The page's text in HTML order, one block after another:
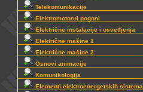
Telekomunikacije
Elektromotorni pogoni
Električne instalacije i osvetljenja
Električne mašine 1
Električne mašine 2
Osnovi animacije
Komunikologija
Elementi elektroenergetskih sistema